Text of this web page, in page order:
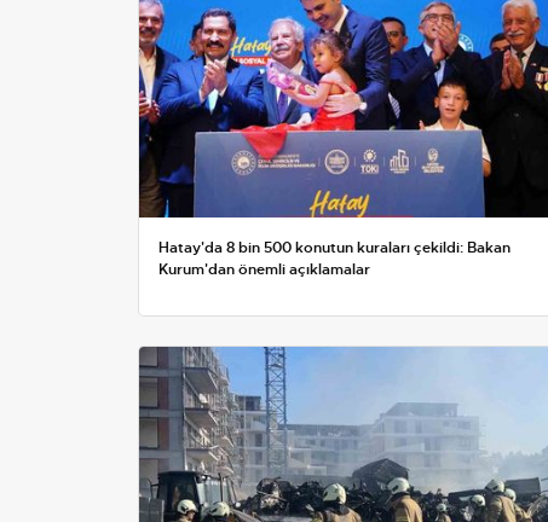
Hatay'da 8 bin 500 konutun kuraları çekildi: Bakan
Kurum'dan önemli açıklamalar